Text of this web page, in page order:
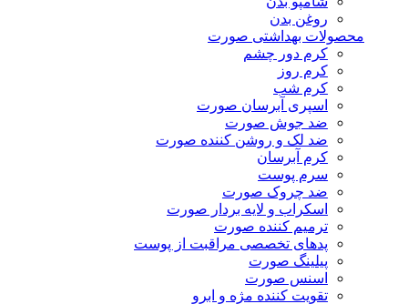
روغن بدن
محصولات بهداشتی صورت
کرم دور چشم
کرم روز
کرم شب
اسپری آبرسان صورت
ضد جوش صورت
ضد لک و روشن کننده صورت
کرم آبرسان
سرم پوست
ضد چروک صورت
اسکراب و لایه بردار صورت
ترمیم کننده صورت
پدهای تخصصی مراقبت از پوست
پیلینگ صورت
اسنس صورت
تقویت کننده مژه و ابرو